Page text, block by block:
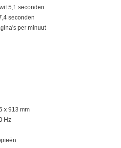
5,1 seconden
seconden
per minuut
x 913 mm
Hz